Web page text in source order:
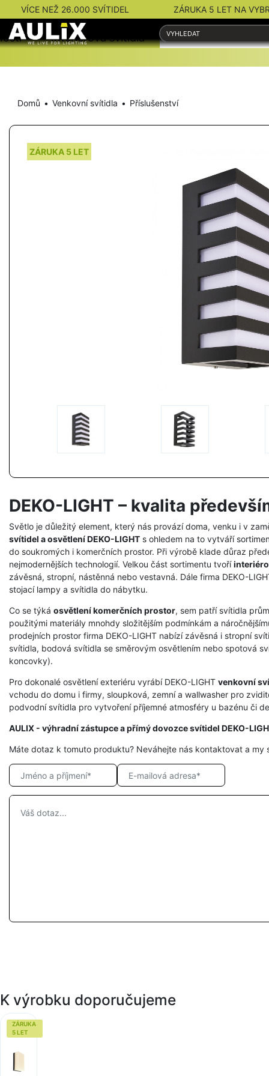
VÍCE NEŽ 26.000 SVÍTIDEL ZÁRUKA 5 LET NA
Interiérová svítidla Venkovní svítidla
Domů Venkovní svítidla Příslušenství
DEKO-LIGHT – kvalita
Světlo je důležitý element, který nás provází doma, venku i v
svítidel a osvětlení DEKO-LIGHT s ohledem na to vytváří
do soukromých i komerčních prostor. Při výrobě klade důraz
nejmodernějších technologií. Velkou část sortimentu tvoří
závěsná, stropní, nástěnná nebo vestavná. Dále firma DEKO-
stojací lampy a svítidla do nábytku.
Co se týká osvětlení komerčních prostor, sem patří svítidla
použitými materiály mnohdy složitějším podmínkám a
prodejních prostor firma DEKO-LIGHT nabízí závěsná i stropní
svítidla, bodová svítidla se směrovým osvětlením nebo spotová
koncovky).
Pro dokonalé osvětlení exteriéru vyrábí DEKO-LIGHT venkovní
vchodu do domu i firmy, sloupková, zemní a wallwasher pro
podvodní svítidla pro vytvoření příjemné atmosféry u bazénu či
AULIX - výhradní zástupce a přímý dovozce svítidel DEKO-
ZÁRUKA 5 LET
Máte dotaz k tomuto produktu? Neváhejte nás kontaktovat a my
K výrobku doporučujeme
ZÁRUKA
5 LET